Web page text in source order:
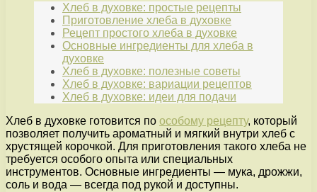
Хлеб в духовке: простые рецепты
Приготовление хлеба в духовке
Рецепт простого хлеба в духовке
Основные ингредиенты для хлеба в
духовке
Хлеб в духовке: полезные советы
Хлеб в духовке: вариации рецептов
Хлеб в духовке: идеи для подачи
Хлеб в духовке готовится по особому рецепту, который
позволяет получить ароматный и мягкий внутри хлеб с
хрустящей корочкой. Для приготовления такого хлеба не
требуется особого опыта или специальных
инструментов. Основные ингредиенты — мука, дрожжи,
соль и вода — всегда под рукой и доступны.